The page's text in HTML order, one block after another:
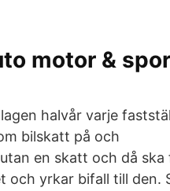
motor &
halvår varje
bilskatt på och
en skatt och då ska
och yrkar bifall till den.